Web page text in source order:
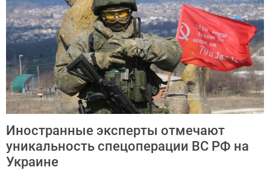
Иностранные эксперты отмечают
уникальность спецоперации ВС РФ на
Украине